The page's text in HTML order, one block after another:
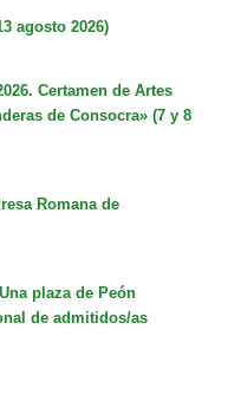
agosto 2026)
Certamen de Artes
de Consocra» (7 y 8
Romana de
plaza de Peón
de admitidos/as